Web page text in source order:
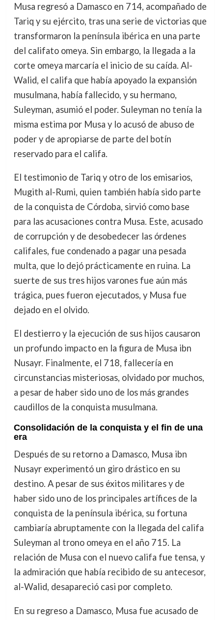
Musa regresó a Damasco en 714, acompañado de
Tariq y su ejército, tras una serie de victorias que
transformaron la península ibérica en una parte
del califato omeya. Sin embargo, la llegada a la
corte omeya marcaría el inicio de su caída. Al-
Walid, el califa que había apoyado la expansión
musulmana, había fallecido, y su hermano,
Suleyman, asumió el poder. Suleyman no tenía la
misma estima por Musa y lo acusó de abuso de
poder y de apropiarse de parte del botín
reservado para el califa.
El testimonio de Tariq y otro de los emisarios,
Mugith al-Rumi, quien también había sido parte
de la conquista de Córdoba, sirvió como base
para las acusaciones contra Musa. Este, acusado
de corrupción y de desobedecer las órdenes
califales, fue condenado a pagar una pesada
multa, que lo dejó prácticamente en ruina. La
suerte de sus tres hijos varones fue aún más
trágica, pues fueron ejecutados, y Musa fue
dejado en el olvido.
El destierro y la ejecución de sus hijos causaron
un profundo impacto en la figura de Musa ibn
Nusayr. Finalmente, el 718, fallecería en
circunstancias misteriosas, olvidado por muchos,
a pesar de haber sido uno de los más grandes
caudillos de la conquista musulmana.
Consolidación de la conquista y el fin de una
era
Después de su retorno a Damasco, Musa ibn
Nusayr experimentó un giro drástico en su
destino. A pesar de sus éxitos militares y de
haber sido uno de los principales artífices de la
conquista de la península ibérica, su fortuna
cambiaría abruptamente con la llegada del califa
Suleyman al trono omeya en el año 715. La
relación de Musa con el nuevo califa fue tensa, y
la admiración que había recibido de su antecesor,
al-Walid, desapareció casi por completo.
En su regreso a Damasco, Musa fue acusado de